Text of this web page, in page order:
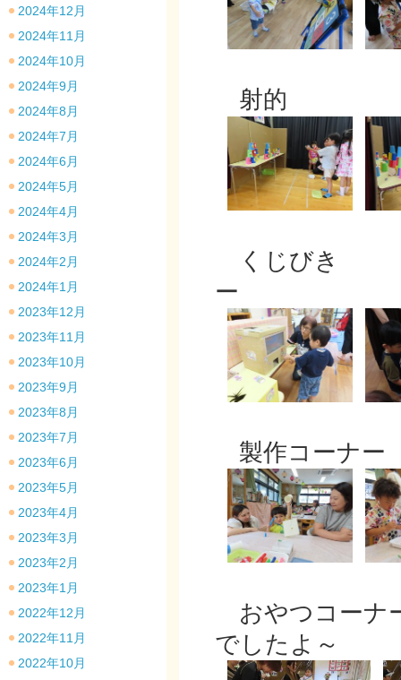
射的
く
ー
製作コーナー
おやつコーナ
でしたよ～
2024年12月
2024年11月
2024年10月
2024年9月
2024年8月
2024年7月
2024年6月
2024年5月
2024年4月
2024年3月
2024年2月
2024年1月
2023年12月
2023年11月
2023年10月
2023年9月
2023年8月
2023年7月
2023年6月
2023年5月
2023年4月
2023年3月
2023年2月
2023年1月
2022年12月
2022年11月
2022年10月